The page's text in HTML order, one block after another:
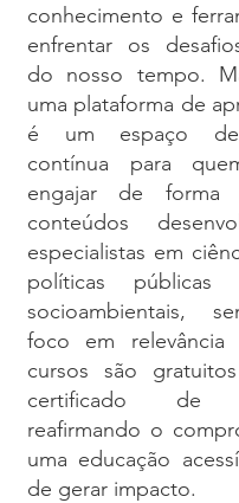
conhecimento e
enfrentar os
do nosso tempo.
uma plataforma de
é um espaço de
contínua para
engajar de forma
conteúdos
especialistas em
políticas públicas
socioambientais,
foco em relevância
cursos são
certificado de
reafirmando o
uma educação
de gerar impacto.